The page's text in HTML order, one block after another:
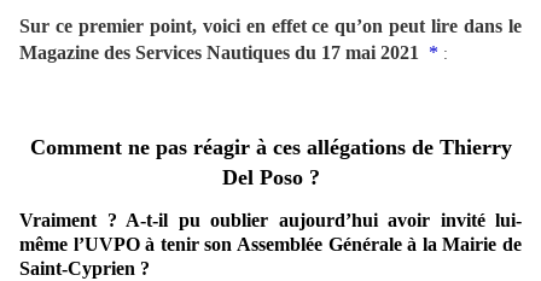
Sur ce premier point, voici en effet ce qu’on peut lire dans le
Magazine des Services Nautiques du 17 mai 2021 * :
Comment ne pas réagir à ces allégations de Thierry
Del Poso ?
Vraiment ? A-t-il pu oublier aujourd’hui avoir invité lui-
même l’UVPO à tenir son Assemblée Générale à la Mairie de
Saint-Cyprien ?